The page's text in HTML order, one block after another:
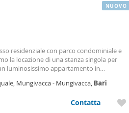
residenziale con parco condominiale e
la locazione di una stanza singola per
luminosissimo appartamento in
da un piano rialzato e due piani
ovest ed est, ascensore, riscaldamento
Mungivacca - Mungivacca, Bari
Contatta
NUOVO